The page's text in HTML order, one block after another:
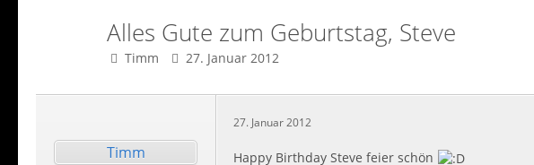
Alles Gute zum Geburtstag, Steve
Timm 27. Januar 2012
Timm
27. Januar 2012
Happy Birthday Steve feier schön